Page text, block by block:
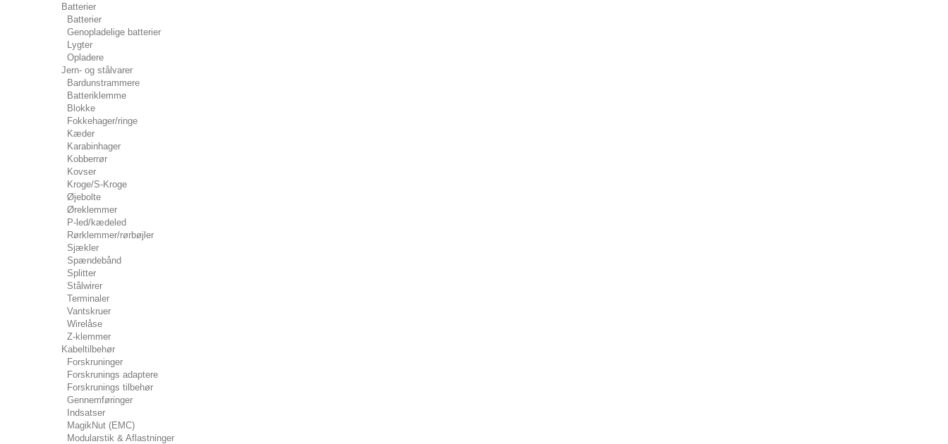
Batterier
Batterier
Genopladelige batterier
Lygter
Opladere
Jern- og stålvarer
Bardunstrammere
Batteriklemme
Blokke
Fokkehager/ringe
Kæder
Karabinhager
Kobberrør
Kovser
Kroge/S-Kroge
Øjebolte
Øreklemmer
P-led/kædeled
Rørklemmer/rørbøjler
Sjækler
Spændebånd
Splitter
Stålwirer
Terminaler
Vantskruer
Wirelåse
Z-klemmer
Kabeltilbehør
Forskruninger
Forskrunings adaptere
Forskrunings tilbehør
Gennemføringer
Indsatser
MagikNut (EMC)
Modularstik & Aflastninger